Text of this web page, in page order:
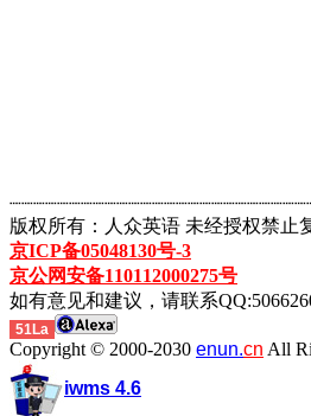
版权所有：人众英语 未经授权禁止
京ICP备05048130号-3
京公网安备110112000275号
如有意见和建议，请联系
51La
Copyright © 2000-2030 enun.cn All
iwms 4.6